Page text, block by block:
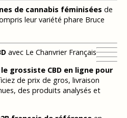
de cannabis féminisées de
leur variété phare Bruce
avec Le Chanvrier Français
le grossiste CBD en ligne pour
de prix de gros, livraison
des produits analysés et